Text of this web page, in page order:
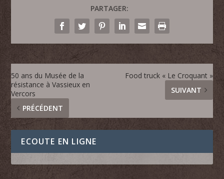
PARTAGER:
50 ans du Musée de la
résistance à Vassieux en
Vercors
PRÉCÉDENT
Food truck « Le Croquant »
SUIVANT
ECOUTE EN LIGNE